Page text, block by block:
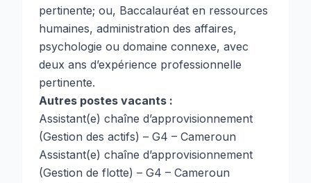
pertinente; ou, Baccalauréat en ressources
humaines, administration des affaires,
psychologie ou domaine connexe, avec
deux ans d’expérience professionnelle
pertinente.
Autres postes vacants :
Assistant(e) chaîne d’approvisionnement
(Gestion des actifs) – G4 – Cameroun
Assistant(e) chaîne d’approvisionnement
(Gestion de flotte) – G4 – Cameroun